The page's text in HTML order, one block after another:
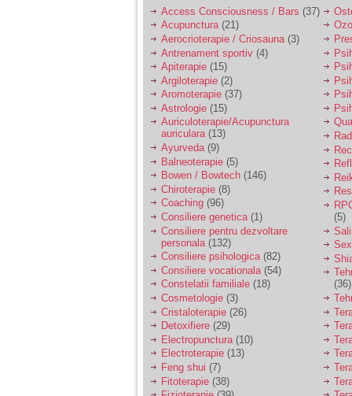
Ma aflu aici pentru ca
vreau sa stiu daca am
nevoie de un psiholog
sau psihiatru.
Sunt casatorita, am
31 de ani si un copil in
varsta de 2 ani care
mi-e lumina ochilor.
De ceva timp simt ca
mi s-a adunat
oboseala, o oboseala
cronica de care nu pot
scapa si simt ca din
cauza ei nu pot
controla nervii si
cateodata are copilul
de suferit.
Am o bariera peste
care nu pot trece:
prietena mea a ramas
insarcinata cu o fata.
Am fost de comun
acord sa facem un
copil, cu gandul ca e
baiat.
Access Consciousness / Bars (37)
Acupunctura(21)
Aerocrioterapie / Criosauna (3)
Antrenament sportiv (4)
Apiterapie (15)
Argiloterapie (2)
Aromoterapie (37)
Astrologie (15)
Auriculoterapie/Acupunctura
auriculara(13)
Ayurveda(9)
Balneoterapie (5)
Bowen / Bowtech (146)
Chiroterapie (8)
Coaching (96)
Consiliere genetica(1)
Consiliere pentru dezvoltare
personala (132)
Consiliere psihologica(82)
Consiliere vocationala (54)
Constelatii familiale (18)
Cosmetologie (3)
Cristaloterapie (26)
Detoxifiere (29)
Electropunctura (10)
Electroterapie (13)
Feng shui (7)
Fitoterapie (38)
(5)
(36)